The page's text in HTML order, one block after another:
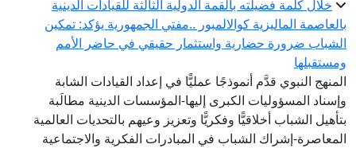
خلال كلمة فضيلته بالقمة الدولية الثالثة للقيادات الدينية
بالعاصمة الماليزية كوالالمبور ..مفتي الجمهورية يؤكد: تمكين
الشباب ضرورة حضارية واستثمار حقيقي في حاضر الأمم
ومستقبلها
المنهج النبوي قدَّم أنموذجًا عمليًّا في إعداد القيادات الشابة
وإسناد المسؤوليات الكبرى إليها-المؤسسات الدينية مطالَبة
بتأهيل الشباب أخلاقيًّا وفكريًّا وتعزيز وعيهم بالتحديات العالمية
المعاصرة-إشراك الشباب في المبادرات الفكرية والاجتماعية